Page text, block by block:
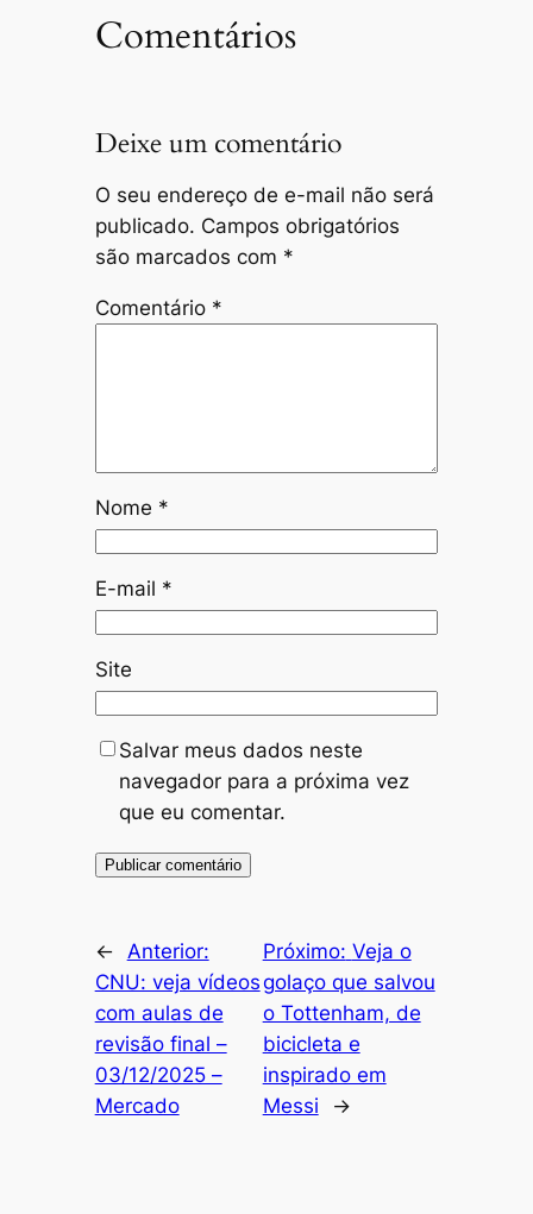
Comentários
Deixe um comentário
O seu endereço de e-mail não será
publicado. Campos obrigatórios
são marcados com *
Comentário *
Nome *
E-mail *
Site
Salvar meus dados neste
navegador para a próxima vez
que eu comentar.
← Anterior:
CNU: veja vídeos
com aulas de
revisão final –
03/12/2025 –
Mercado
Próximo: Veja o
golaço que salvou
o Tottenham, de
bicicleta e
inspirado em
Messi
→